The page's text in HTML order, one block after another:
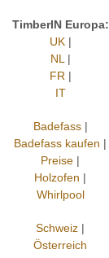
TimberIN Europa:
UK|
NL |
FR |
IT
Badefass|
Badefass kaufen |
Preise |
Holzofen |
Whirlpool
Schweiz |
Österreich